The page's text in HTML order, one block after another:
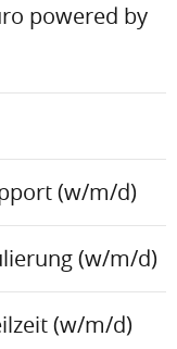
powered by
(w/m/d)
(w/m/d)
(w/m/d)